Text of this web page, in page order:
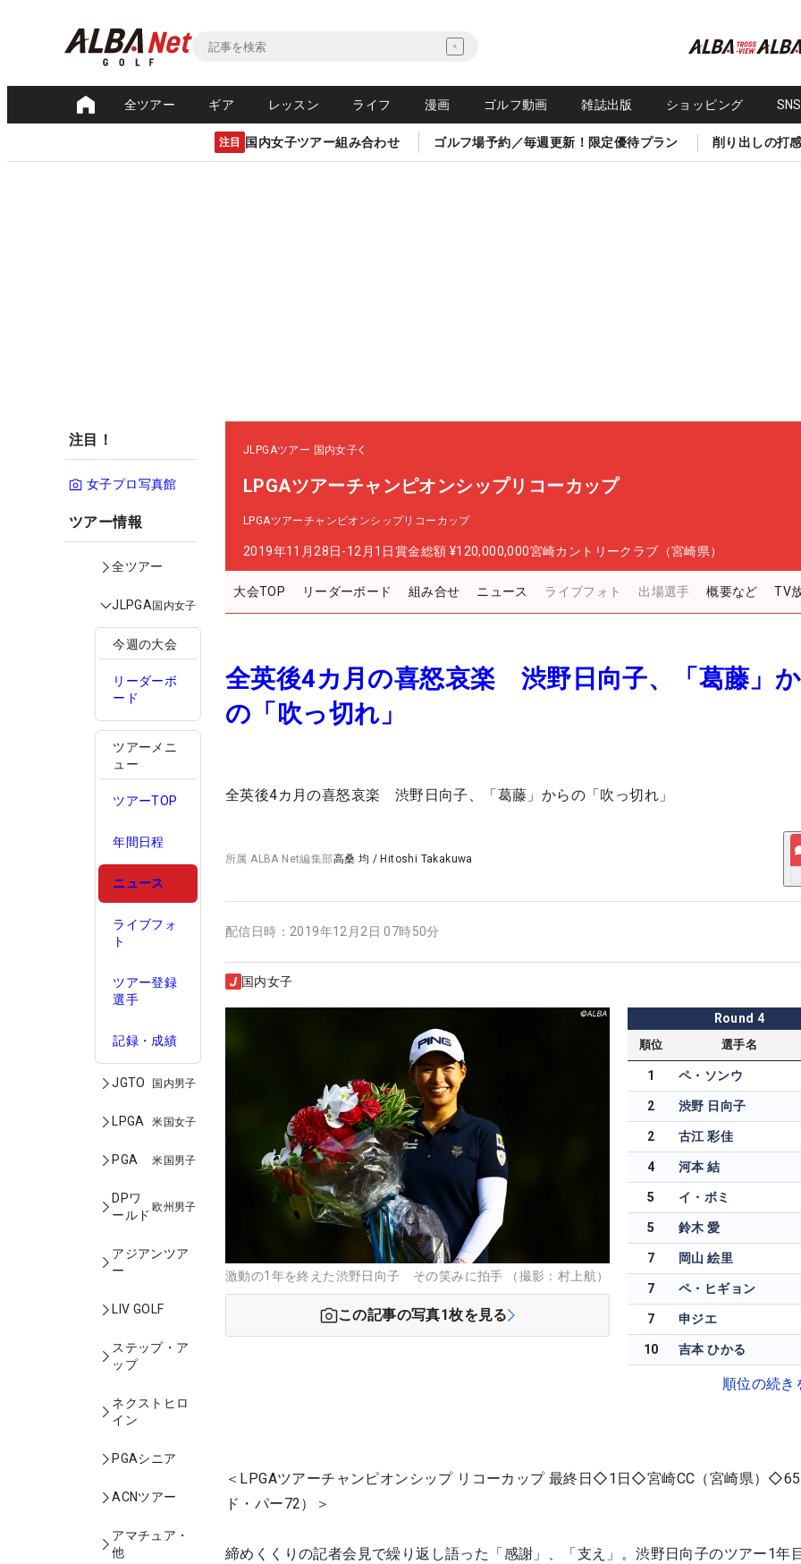
全ツアー ギア レッスン ライフ 漫画 ゴルフ動画 雑誌出版 ショッピング
注目 国内女子ツアー組み合わせ ゴルフ場予約／毎週更新！限定優待プラン 削り出しの打
注目！
女子プロ写真館
ツアー情報
全ツアー
JLPGA国内女子
今週の大会
リーダーボ
ード
ツアーメニ
ュー
ツアーTOP
年間日程
ニュース
ライブフォ
ト
ツアー登録
選手
記録・成績
JGTO 国内男子
LPGA 米国女子
PGA 米国男子
DPワ
ールド
欧州男子
アジアンツア
ー
LIV GOLF
ステップ・ア
ップ
ネクストヒロ
イン
PGAシニア
ACNツアー
アマチュア・
他
JLPGAツアー 国内女子
LPGAツアーチャンピオンシップリコーカップ
LPGAツアーチャンピオンシップリコーカップ
2019年11月28日-12月1日賞金総額 ¥120,000,000宮崎カントリークラブ（宮崎県）
大会TOP リーダーボード 組み合せ ニュース ライブフォト 出場選手 概要など TV
全英後4カ月の喜怒哀楽 渋野日向子、「葛藤」
の「吹っ切れ」
全英後4カ月の喜怒哀楽 渋野日向子、「葛藤」からの「吹っ切れ」
所属ALBA Net編集部高桑 均 / Hitoshi Takakuwa
配信日時： 2019年12月2日 07時50分
国内女子
激動の1年を終えた渋野日向子 その笑みに拍手 （撮影：村上航）
この記事の写真1枚を見る
Round 4
順位 選手名
1 ペ・ソンウ
2 渋野 日向子
2 古江 彩佳
4 河本 結
5 イ・ボミ
5 鈴木 愛
7 岡山 絵里
7 ペ・ヒギョン
7 申ジエ
10 吉本 ひかる
順位の続き
＜LPGAツアーチャンピオンシップ リコーカップ 最終日◇1日◇宮崎CC（宮崎県）
ド・パー72）＞
締めくくりの記者会見で繰り返し語った「感謝」、「支え」。渋野日向子のツアー1年